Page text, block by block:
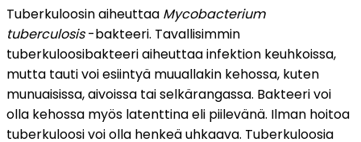
Tuberkuloosin aiheuttaa Mycobacterium
tuberculosis -bakteeri. Tavallisimmin
tuberkuloosibakteeri aiheuttaa infektion keuhkoissa,
mutta tauti voi esiintyä muuallakin kehossa, kuten
munuaisissa, aivoissa tai selkärangassa. Bakteeri voi
olla kehossa myös latenttina eli piilevänä. Ilman hoitoa
tuberkuloosi voi olla henkeä uhkaava. Tuberkuloosia